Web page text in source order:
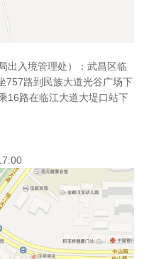
出入境管理处）：武昌区临
757路到民族大道光谷广场下
16路在临江大道大堤口站下